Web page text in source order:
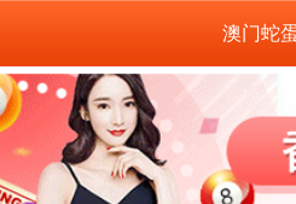
澳门蛇